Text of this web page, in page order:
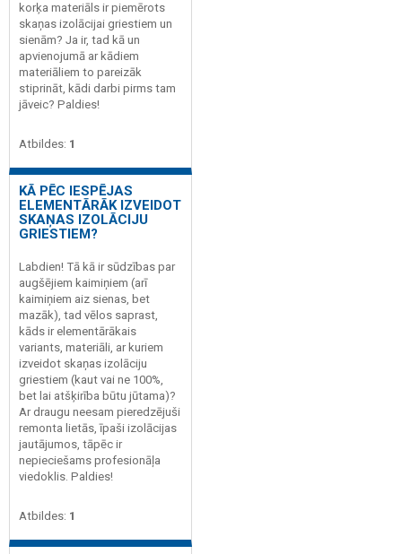
korķa materiāls ir piemērots
skaņas izolācijai griestiem un
sienām? Ja ir, tad kā un
apvienojumā ar kādiem
materiāliem to pareizāk
stiprināt, kādi darbi pirms tam
jāveic? Paldies!
Atbildes: 1
KĀ PĒC IESPĒJAS
ELEMENTĀRĀK IZVEIDOT
SKAŅAS IZOLĀCIJU
GRIESTIEM?
Labdien! Tā kā ir sūdzības par
augšējiem kaimiņiem (arī
kaimiņiem aiz sienas, bet
mazāk), tad vēlos saprast,
kāds ir elementārākais
variants, materiāli, ar kuriem
izveidot skaņas izolāciju
griestiem (kaut vai ne 100%,
bet lai atšķirība būtu jūtama)?
Ar draugu neesam pieredzējuši
remonta lietās, īpaši izolācijas
jautājumos, tāpēc ir
nepieciešams profesionāļa
viedoklis. Paldies!
Atbildes: 1